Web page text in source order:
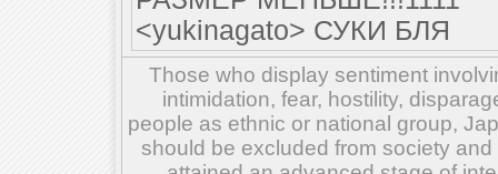
<yukinagato> СУКИ БЛЯ
Those who display sentiment
intimidation, fear, hostility,
people as ethnic or national group,
should be excluded from society